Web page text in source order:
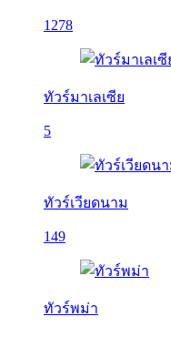
1278
ทัวร์มาเลเซีย
5
ทัวร์เวียดนาม
149
ทัวร์พม่า